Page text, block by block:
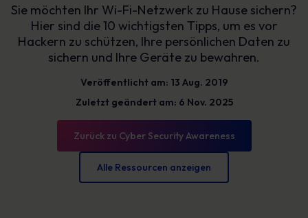
Sie möchten Ihr Wi-Fi-Netzwerk zu Hause sichern?
Hier sind die 10 wichtigsten Tipps, um es vor
Hackern zu schützen, Ihre persönlichen Daten zu
sichern und Ihre Geräte zu bewahren.
Veröffentlicht am: 13 Aug. 2019
Zuletzt geändert am: 6 Nov. 2025
Zurück zu Cyber Security Awareness
Alle Ressourcen anzeigen